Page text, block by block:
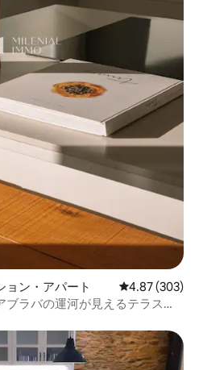
ョン・アパート レビュー303
4.87 (303)
ラバの運河が見えるテラス付